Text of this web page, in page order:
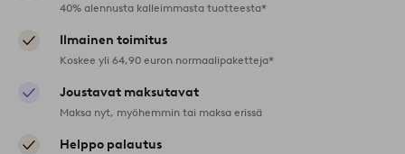
40% alennusta kalleimmasta tuotteesta*
Ilmainen toimitus
Koskee yli 64,90 euron normaalipaketteja*
Joustavat maksutavat
Maksa nyt, myöhemmin tai maksa erissä
Helppo palautus